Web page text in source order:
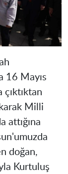
16 Mayıs
Milli
attığına
doğan,
Kurtuluş